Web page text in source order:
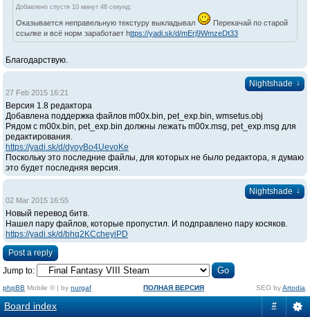
Добавлено спустя 10 минут 46 секунд:
Оказывается неправельную текстуру выкладывал
Перекачай по старой
ссылке и всё норм заработает https://yadi.sk/d/mErj9WmzeDt33
Благодарствую.
Nightshade ↓
27 Feb 2015 16:21
Версия 1.8 редактора
Добавлена поддержка файлов m00x.bin, pet_exp.bin, wmsetus.obj
Рядом с m00x.bin, pet_exp.bin должны лежать m00x.msg, pet_exp.msg для
редактирования.
https://yadi.sk/d/dyoyBo4UevoKe
Поскольку это последние файлы, для которых не было редактора, я думаю
это будет последняя версия.
Nightshade ↓
02 Mar 2015 16:55
Новый перевод битв.
Нашел пару файлов, которые пропустил. И подправлено пару косяков.
https://yadi.sk/d/bhq2KCcheyiPD
Post a reply
Jump to:
phpBB Mobile © | by nurgaf SEO byArtodia.
ПОЛНАЯ ВЕРСИЯ
Board index #